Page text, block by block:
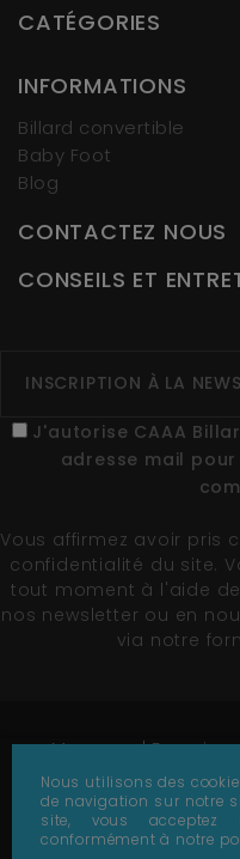
Nous utilisons des
de navigation sur notre
site, vous acceptez
conformément à notre
CATÉGORIES
INFORMATIONS
Billard convertible
Baby Foot
Blog
CONTACTEZ NOUS
CONSEILS ET
J'autorise CAAA
adresse mail
Vous affirmez avoir pris
confidentialité du site.
tout moment à l'aide
nos newsletter ou en
via notre
Marques
© 1978-2026 - CAAA -
de site par